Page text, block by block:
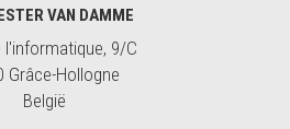
VAN DAMME
l'informatique, 9/C
Grâce-Hollogne
België